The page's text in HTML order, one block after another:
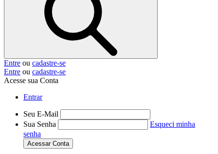
Entre ou cadastre-se
Entre ou cadastre-se
Acesse sua Conta
Entrar
Seu E-Mail
Sua Senha
Esqueci minha
senha
Acessar Conta